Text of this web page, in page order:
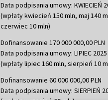
Data podpisania umowy: KWIECIEŃ
(wpłaty kwiecień 150 mln, maj 140
czerwiec 10 mln)
Dofinansowanie 170 000 000,00 PLN
Data podpisania umowy: LIPIEC 2025
(wpłaty lipiec 160 mln, sierpień 10
Dofinansowanie 60 000 000,00 PLN
Data podpisania umowy: SIERPIEŃ